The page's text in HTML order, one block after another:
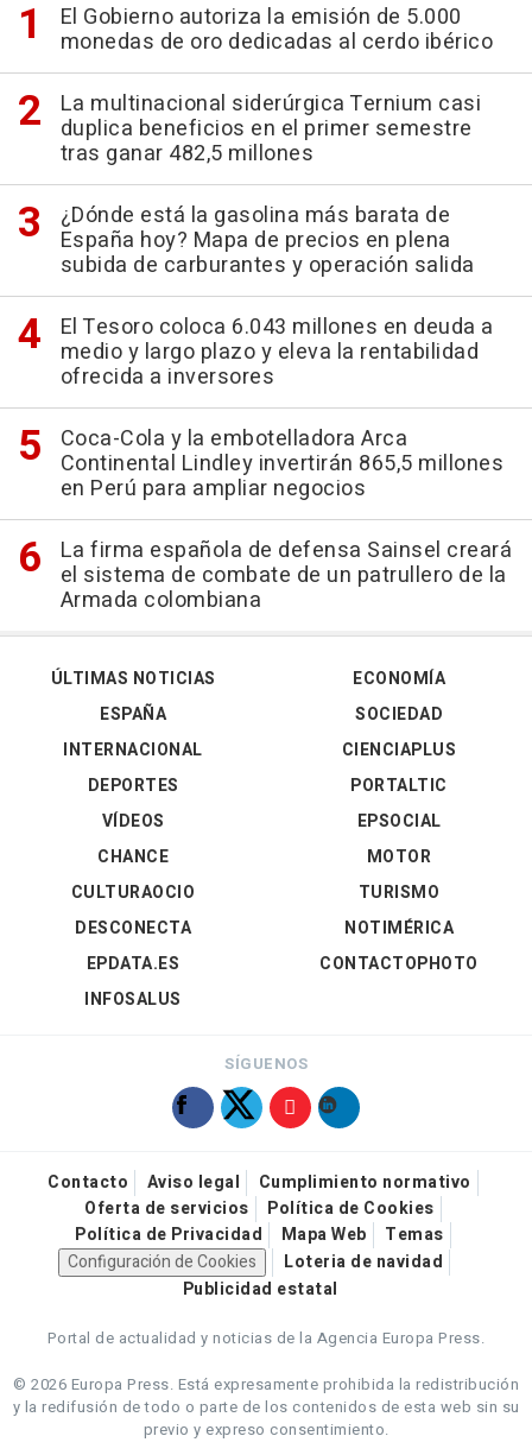
El Gobierno autoriza la emisión de 5.000
monedas de oro dedicadas al cerdo ibérico
La multinacional siderúrgica Ternium casi
duplica beneficios en el primer semestre
tras ganar 482,5 millones
¿Dónde está la gasolina más barata de
España hoy? Mapa de precios en plena
subida de carburantes y operación salida
El Tesoro coloca 6.043 millones en deuda a
medio y largo plazo y eleva la rentabilidad
ofrecida a inversores
Coca-Cola y la embotelladora Arca
Continental Lindley invertirán 865,5 millones
en Perú para ampliar negocios
La firma española de defensa Sainsel creará
el sistema de combate de un patrullero de la
Armada colombiana
ÚLTIMAS NOTICIAS
ESPAÑA
INTERNACIONAL
DEPORTES
VÍDEOS
ECONOMÍA
SOCIEDAD
CIENCIAPLUS
PORTALTIC
EPSOCIAL
CHANCE
CULTURAOCIO
DESCONECTA
EPDATA.ES
INFOSALUS
MOTOR
TURISMO
NOTIMÉRICA
CONTACTOPHOTO
SÍGUENOS
Contacto Aviso legal
Cumplimiento normativo
Oferta de servicios
Política de Cookies
Política de Privacidad
Mapa Web
Temas
Configuración de Cookies
Loteria de navidad
Publicidad estatal
Portal de actualidad y noticias de la Agencia Europa Press.
© 2026 Europa Press. Está expresamente prohibida la redistribución
y la redifusión de todo o parte de los contenidos de esta web sin su
previo y expreso consentimiento.